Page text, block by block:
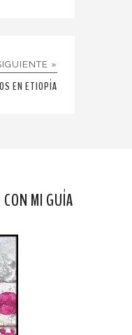
»
EN ETIOPÍA
MI GUÍA